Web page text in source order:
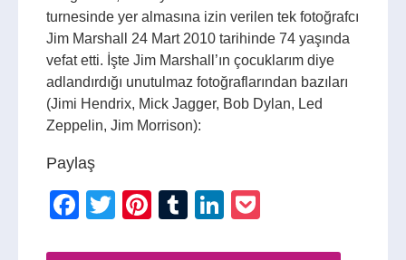
turnesinde yer almasına izin verilen tek fotoğrafcı
Jim Marshall 24 Mart 2010 tarihinde 74 yaşında
vefat etti. İşte Jim Marshall’ın çocuklarım diye
adlandırdığı unutulmaz fotoğraflarından bazıları
(Jimi Hendrix, Mick Jagger, Bob Dylan, Led
Zeppelin, Jim Morrison):
Paylaş
Facebook
TwitterPinterest
TumblrLinkedIn